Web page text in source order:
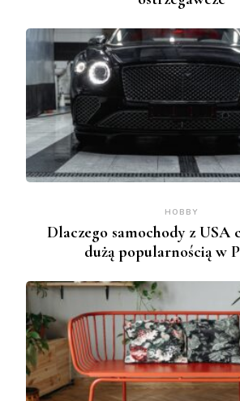
HOBBY
Dlaczego samochody z USA
dużą popularnością w